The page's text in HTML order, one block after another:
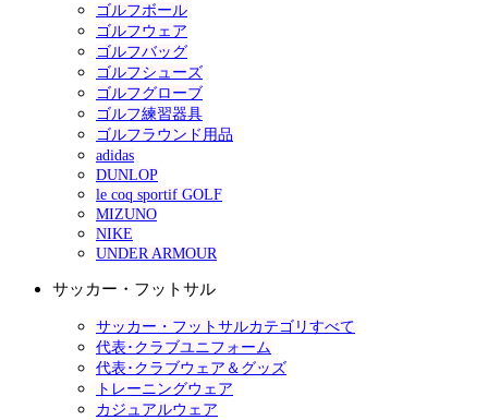
ゴルフボール
ゴルフウェア
ゴルフバッグ
ゴルフシューズ
ゴルフグローブ
ゴルフ練習器具
ゴルフラウンド用品
adidas
DUNLOP
le coq sportif GOLF
MIZUNO
NIKE
UNDER ARMOUR
サッカー・フットサル
サッカー・フットサルカテゴリすべて
代表･クラブユニフォーム
代表･クラブウェア＆グッズ
トレーニングウェア
カジュアルウェア